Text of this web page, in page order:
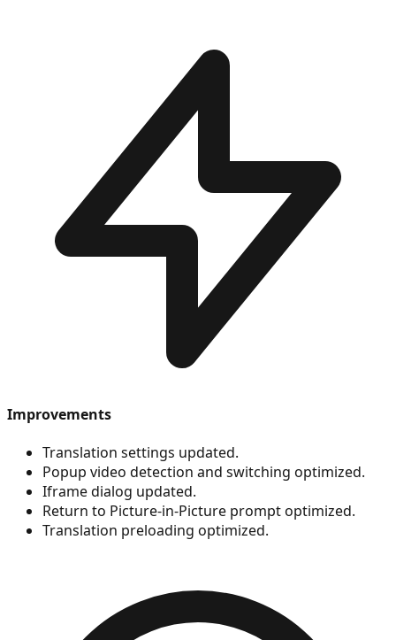
Improvements
Translation settings updated.
Popup video detection and switching optimized.
Iframe dialog updated.
Return to Picture-in-Picture prompt optimized.
Translation preloading optimized.